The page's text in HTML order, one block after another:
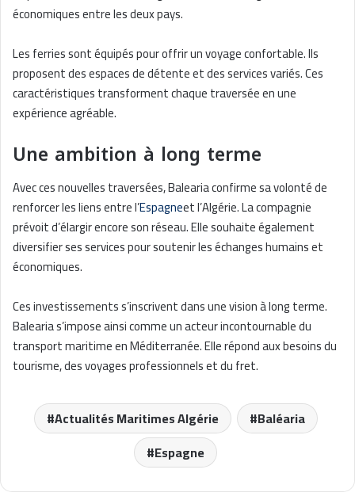
économiques entre les deux pays.
Les ferries sont équipés pour offrir un voyage confortable. Ils
proposent des espaces de détente et des services variés. Ces
caractéristiques transforment chaque traversée en une
expérience agréable.
Une ambition à long terme
Avec ces nouvelles traversées, Balearia confirme sa volonté de
renforcer les liens entre l’Espagneet l’Algérie. La compagnie
prévoit d’élargir encore son réseau. Elle souhaite également
diversifier ses services pour soutenir les échanges humains et
économiques.
Ces investissements s’inscrivent dans une vision à long terme.
Balearia s’impose ainsi comme un acteur incontournable du
transport maritime en Méditerranée. Elle répond aux besoins du
tourisme, des voyages professionnels et du fret.
Actualités Maritimes Algérie
Baléaria
Espagne